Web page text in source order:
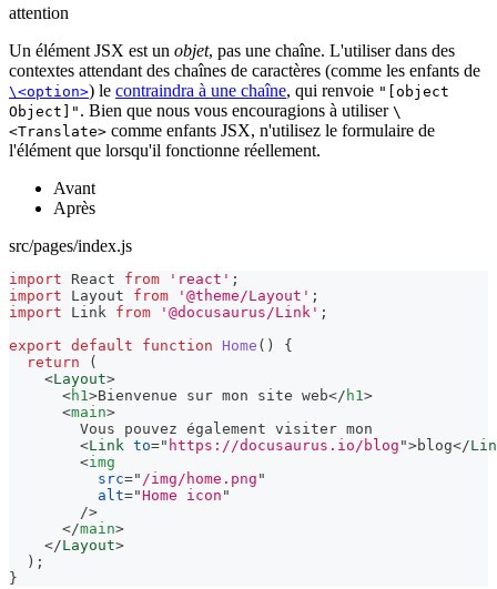
attention
Un élément JSX est un objet, pas une chaîne. L'utiliser dans des
contextes attendant des chaînes de caractères (comme les enfants de
\<option>) le contraindra à une chaîne, qui renvoie "[object
Object]" . Bien que nous vous encouragions à utiliser \
<Translate> comme enfants JSX, n'utilisez le formulaire de
l'élément que lorsqu'il fonctionne réellement.
Avant
Après
src/pages/index.js
import React from 'react' ;
import
Layout from '@theme/Layout' ;
import
Link from '@docusaurus/Link' ;
export default function Home ( )
{
return
(
<Layout>
<h1>Bienvenue sur mon site web</ h1>
<main>
        Vous pouvez également visiter mon
<Link to=" https://docusaurus.io/blog ">blog</
<img
src=" /img/home.png "
alt="Home icon "
/>
</main>
</Layout>
) ;
}